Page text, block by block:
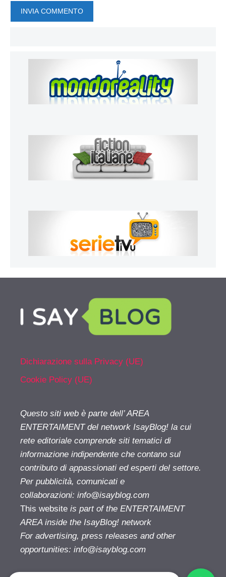
Dichiarazione sulla Privacy (UE)
Cookie Policy (UE)
Questo siti web è parte dell’ AREA
ENTERTAIMENT del network IsayBlog! la cui
rete editoriale comprende siti tematici di
informazione indipendente che contano sul
contributo di appassionati ed esperti del settore.
Per pubblicità, comunicati e
collaborazioni: info@isayblog.com
This website is part of the ENTERTAIMENT
AREA inside the IsayBlog! network
For advertising, press releases and other
opportunities: info@isayblog.com